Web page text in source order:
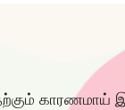
காரணமாய்